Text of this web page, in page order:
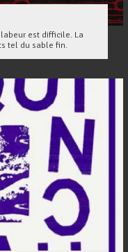
est difficile. La
tel du sable fin.